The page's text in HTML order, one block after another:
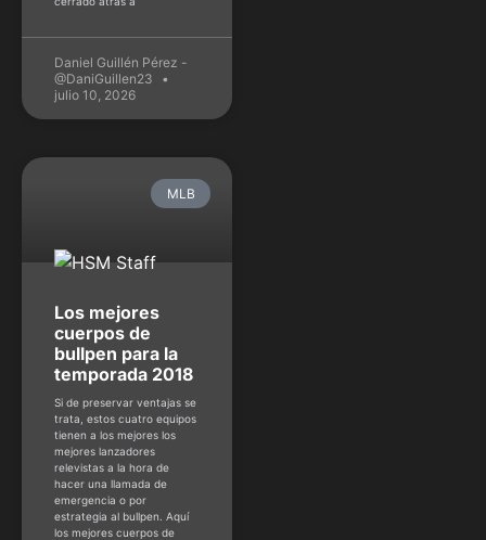
Daniel Guillén Pérez -
@DaniGuillen23
julio 10, 2026
MLB
Los mejores
cuerpos de
bullpen para la
temporada 2018
Si de preservar ventajas se
trata, estos cuatro equipos
tienen a los mejores los
mejores lanzadores
relevistas a la hora de
hacer una llamada de
emergencia o por
estrategia al bullpen. Aquí
los mejores cuerpos de